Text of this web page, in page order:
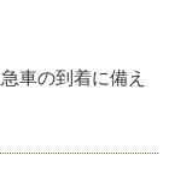
車の到着に備え